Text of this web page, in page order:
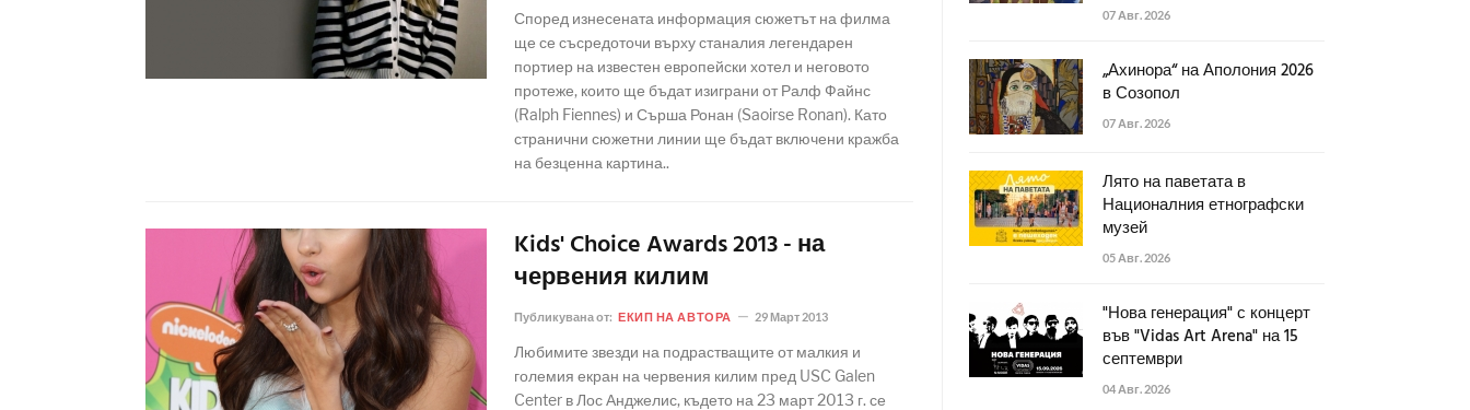
Според изнесената информация сюжетът на филма
ще се съсредоточи върху станалия легендарен
портиер на известен европейски хотел и неговото
протеже, които ще бъдат изиграни от Ралф Файнс
(Ralph Fiennes) и Сърша Ронан (Saoirse Ronan). Като
странични сюжетни линии ще бъдат включени кражба
на безценна картина..
Kids' Choice Awards 2013 - на
червения килим
Публикувана от: ЕКИП НА АВТОРА 29 Март 2013
Любимите звезди на подрастващите от малкия и
големия екран на червения килим пред USC Galen
Center в Лос Анджелис, където на 23 март 2013 г. се
07 Авг. 2026
„Ахинора“ на Аполония 2026
в Созопол
07 Авг. 2026
Лято на паветата в
Националния етнографски
музей
05 Авг. 2026
"Нова генерация" с концерт
във "Vidas Art Arena" на 15
септември
04 Авг. 2026